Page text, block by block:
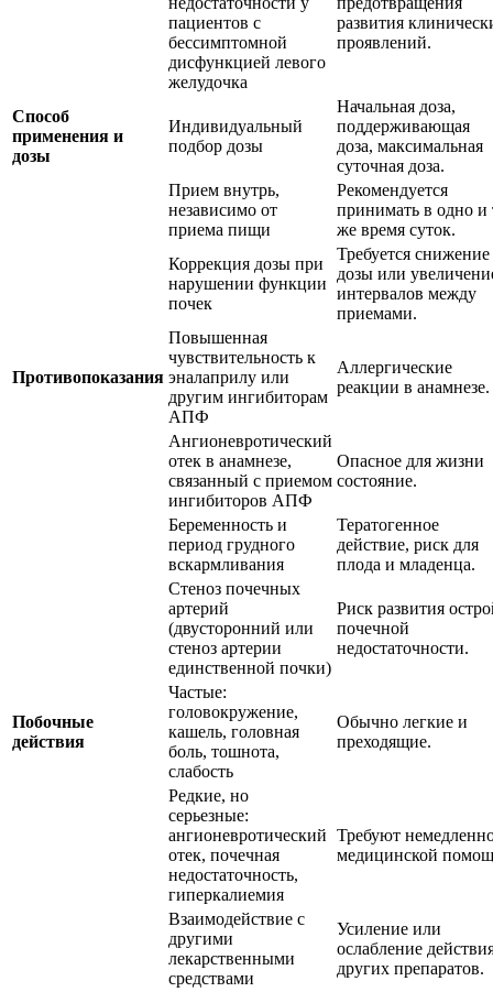
пациентов с
бессимптомной
дисфункцией левого
желудочка
развития
проявлений.
Способ
применения и
дозы
Индивидуальный
подбор дозы
Начальная доза,
поддерживающая
доза, максимальная
суточная доза.
Прием внутрь,
независимо от
приема пищи
Рекомендуется
принимать в одно и
же время суток.
Коррекция дозы при
нарушении функции
почек
Требуется снижение
дозы или
интервалов между
приемами.
Противопоказания
Повышенная
чувствительность к
эналаприлу или
другим ингибиторам
АПФ
Аллергические
реакции в анамнезе.
Ангионевротический
отек в анамнезе,
связанный с приемом
ингибиторов АПФ
Опасное для жизни
состояние.
Беременность и
период грудного
вскармливания
Тератогенное
действие, риск для
плода и младенца.
Стеноз почечных
артерий
(двусторонний или
стеноз артерии
единственной почки)
Риск развития
почечной
недостаточности.
Побочные
действия
Частые:
головокружение,
кашель, головная
боль, тошнота,
слабость
Обычно легкие и
преходящие.
Редкие, но
серьезные:
ангионевротический
отек, почечная
недостаточность,
гиперкалиемия
Требуют
медицинской
Взаимодействие с
другими
лекарственными
средствами
Усиление или
ослабление
других препаратов.